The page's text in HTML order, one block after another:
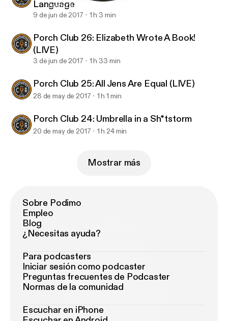
Porch Club 24: Umbrella in a Sh*tstorm
Porch Club
Language
9 de jun de 2017 1 h 3 min
Porch Club 26: Elizabeth Wrote A Book!
(LIVE)
3 de jun de 2017 1 h 33 min
Porch Club 25: All Jens Are Equal (LIVE)
28 de may de 2017 1 h 1 min
Porch Club 24: Umbrella in a Sh*tstorm
20 de may de 2017 1 h 24 min
Mostrar más
Sobre Podimo
Empleo
Blog
¿Necesitas ayuda?
Para podcasters
Iniciar sesión como podcaster
Preguntas frecuentes de Podcaster
Normas de la comunidad
Escuchar en iPhone